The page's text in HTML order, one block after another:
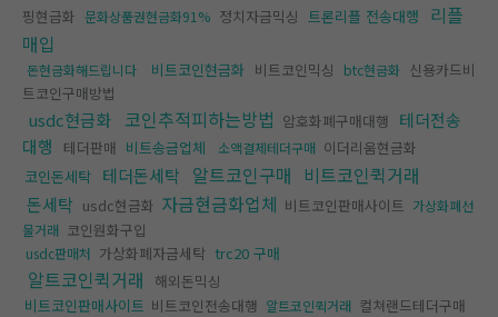
핑현금화 문화상품권현금화91% 정치자금믹싱 트론리플 전송대행
리플
매입
돈현금화해드립니다 비트코인현금화 비트코인믹싱 btc현금화 신용카드비
트코인구매방법
usdc현금화 코인추적피하는방법 암호화폐구매대행 테더전송
대행
테더판매 비트송금업체 소액결제테더구매 이더리움현금화
코인돈세탁 테더돈세탁 알트코인구매 비트코인퀵거래
돈세탁 usdc현금화 자금현금화업체 비트코인판매사이트 가상화폐선
물거래 코인원화구입
usdc판매처 가상화폐자금세탁 trc20 구매
알트코인퀵거래
해외돈믹싱
비트코인판매사이트 비트코인전송대행 알트코인퀵거래 컬쳐랜드테더구매